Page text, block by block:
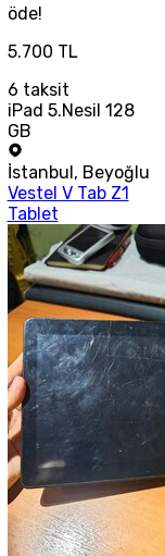
öde!
5.700 TL
6 taksit
iPad 5.Nesil 128
GB
İstanbul, Beyoğlu
Vestel V Tab Z1
Tablet